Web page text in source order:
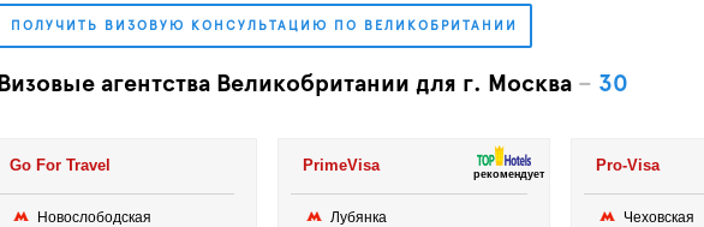
ПОЛУЧИТЬ ВИЗОВУЮ КОНСУЛЬТАЦИЮ ПО ВЕЛИКОБРИТАНИИ
Визовые агентства Великобритании для г. Москва – 30
Go For Travel
Новослободская
PrimeVisa рекомендует
Лубянка
Pro-Visa
Чеховская